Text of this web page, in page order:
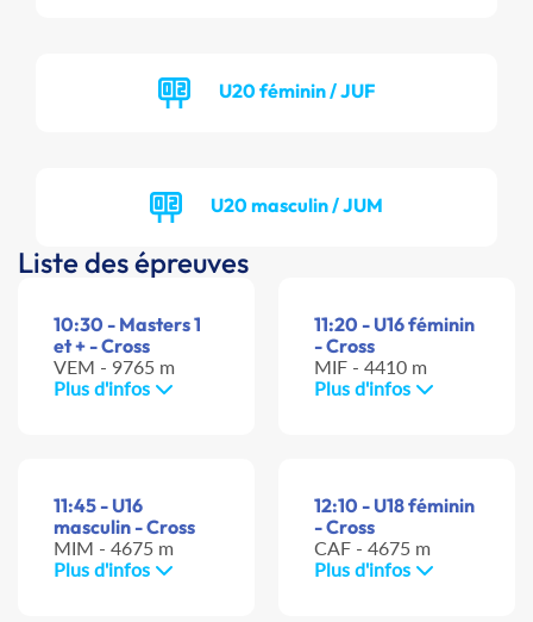
U20 féminin / JUF
U20 masculin / JUM
Liste des épreuves
10:30 - Masters 1
et + - Cross
VEM - 9765 m
Plus d'infos
11:20 - U16 féminin
- Cross
MIF - 4410 m
Plus d'infos
11:45 - U16
masculin - Cross
MIM - 4675 m
Plus d'infos
12:10 - U18 féminin
- Cross
CAF - 4675 m
Plus d'infos